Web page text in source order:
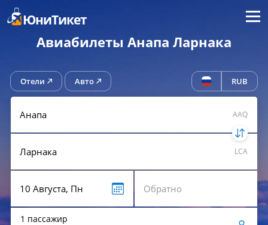
ЮниТикет Меню
Авиабилеты Анапа Ларнака
Отели Авто RUB
AAQ
LCA
1 пассажир